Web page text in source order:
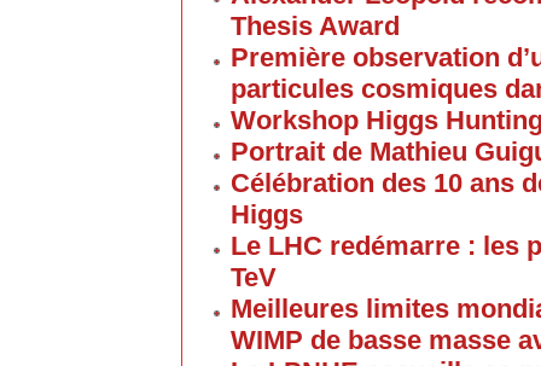
Thesis Award
Première observation
particules cosmiques
Workshop Higgs
Portrait de Mathieu
Célébration des 10 ans
Higgs
Le LHC redémarre : les
TeV
Meilleures limites
WIMP de basse masse